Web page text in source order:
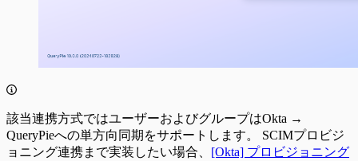
該当連携方式ではユーザーおよびグループはOkta →
QueryPieへの単方向同期をサポートします。 SCIMプロビジ
ョニング連携まで実装したい場合、 [Okta] プロビジョニング